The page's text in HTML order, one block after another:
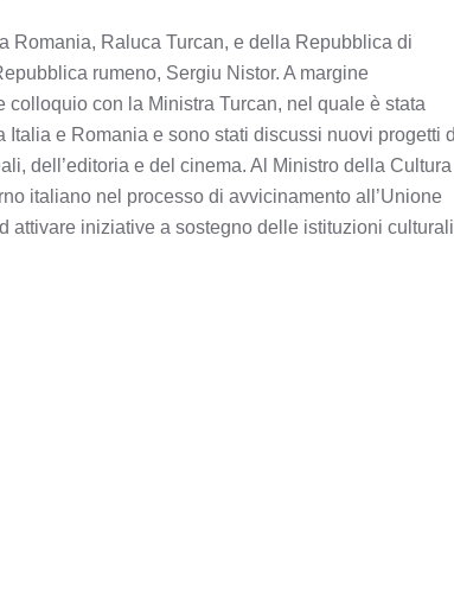
Romania, Raluca Turcan, e della Repubblica di
rumeno, Sergiu Nistor. A margine
con la Ministra Turcan, nel quale è stata
e Romania e sono stati discussi nuovi progetti
dell’editoria e del cinema. Al Ministro della Cultura
italiano nel processo di avvicinamento all’Unione
attivare iniziative a sostegno delle istituzioni culturali